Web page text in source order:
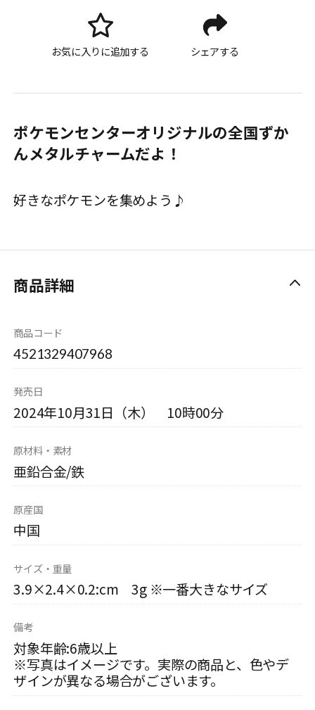
お気に入りに追加する シェアする
ポケモンセンターオリジナルの全国ずか
んメタルチャームだよ！
好きなポケモンを集めよう♪
商品詳細
商品コード
4521329407968
発売日
2024年10月31日（木） 10時00分
原材料・素材
亜鉛合金/鉄
原産国
中国
サイズ・重量
3.9×2.4×0.2:cm 3g ※一番大きなサイズ
備考
対象年齢:6歳以上
※写真はイメージです。実際の商品と、色やデ
ザインが異なる場合がございます。